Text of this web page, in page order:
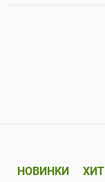
НОВИНКИ ХИТ